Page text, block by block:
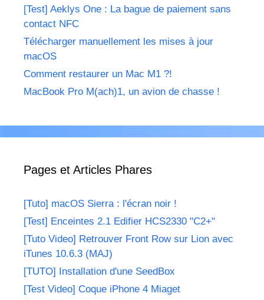
[Test] Aeklys One : La bague de paiement sans
contact NFC
Télécharger manuellement les mises à jour
macOS
Comment restaurer un Mac M1 ?!
MacBook Pro M(ach)1, un avion de chasse !
Pages et Articles Phares
[Tuto] macOS Sierra : l'écran noir !
[Test] Enceintes 2.1 Edifier HCS2330 "C2+"
[Tuto Video] Retrouver Front Row sur Lion avec
iTunes 10.6.3 (MAJ)
[TUTO] Installation d'une SeedBox
[Test Video] Coque iPhone 4 Miaget